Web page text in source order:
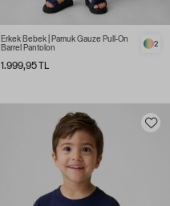
Erkek Bebek | Pamuk Gauze Pull-On
Barrel Pantolon
1.999,95 TL
2